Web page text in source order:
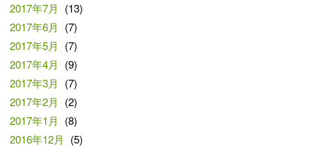
2017年7月
(13)
2017年6月
(7)
2017年5月
(7)
2017年4月
(9)
2017年3月
(7)
2017年2月
(2)
2017年1月
(8)
2016年12月
(5)